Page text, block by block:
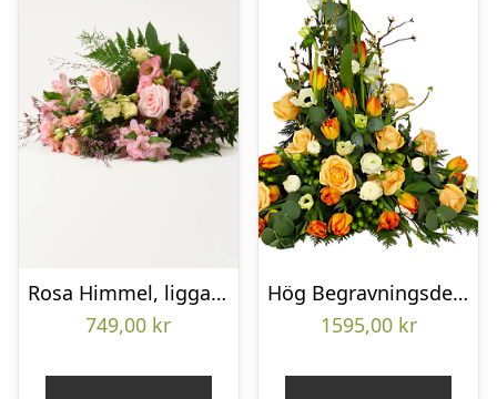
Rosa Himmel, liggande bukett
749,00 kr
Hög Begravningsdekoration
1595,00 kr